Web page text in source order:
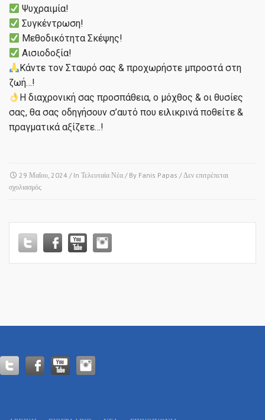
Ψυχραιμία!
Συγκέντρωση!
Μεθοδικότητα Σκέψης!
Αισιοδοξία!
Κάντε τον Σταυρό σας & προχωρήστε μπροστά στη
ζωή…!
Η διαχρονική σας προσπάθεια, ο μόχθος & οι θυσίες
σας, θα σας οδηγήσουν σ’αυτό που ειλικρινά ποθείτε &
πραγματικά αξίζετε…!
29 Μαΐου, 2024 / In Τελευταία Νέα / By Fanis Papas /Δεν επιτρέπεται
σχολιασμόςστο
ΕΞΕΤΑΣΕΙΣ
2024
-“ΚΑΛΗ